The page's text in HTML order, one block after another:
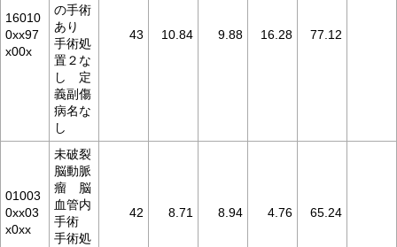
16010
0xx97
x00x
の手術
あり
手術処
置２な
し 定
義副傷
病名な
し
43 10.84 9.88 16.28 77.12
01003
0xx03
x0xx
未破裂
脳動脈
瘤 脳
血管内
手術
手術処
42 8.71 8.94 4.76 65.24